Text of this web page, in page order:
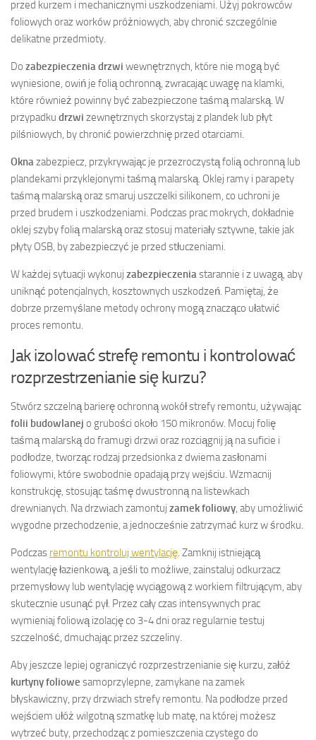
przed kurzem i mechanicznymi uszkodzeniami. Użyj pokrowców
foliowych oraz worków próżniowych, aby chronić szczególnie
delikatne przedmioty.
Do zabezpieczenia drzwi wewnętrznych, które nie mogą być
wyniesione, owiń je folią ochronną, zwracając uwagę na klamki,
które również powinny być zabezpieczone taśmą malarską. W
przypadku drzwi zewnętrznych skorzystaj z plandek lub płyt
pilśniowych, by chronić powierzchnię przed otarciami.
Okna zabezpiecz, przykrywając je przezroczystą folią ochronną lub
plandekami przyklejonymi taśmą malarską. Oklej ramy i parapety
taśmą malarską oraz smaruj uszczelki silikonem, co uchroni je
przed brudem i uszkodzeniami. Podczas prac mokrych, dokładnie
oklej szyby folią malarską oraz stosuj materiały sztywne, takie jak
płyty OSB, by zabezpieczyć je przed stłuczeniami.
W każdej sytuacji wykonuj zabezpieczenia starannie i z uwagą, aby
uniknąć potencjalnych, kosztownych uszkodzeń. Pamiętaj, że
dobrze przemyślane metody ochrony mogą znacząco ułatwić
proces remontu.
Jak izolować strefę remontu i kontrolować
rozprzestrzenianie się kurzu?
Stwórz szczelną barierę ochronną wokół strefy remontu, używając
folii budowlanej o grubości około 150 mikronów. Mocuj folię
taśmą malarską do framugi drzwi oraz rozciągnij ją na suficie i
podłodze, tworząc rodzaj przedsionka z dwiema zasłonami
foliowymi, które swobodnie opadają przy wejściu. Wzmacnij
konstrukcję, stosując taśmę dwustronną na listewkach
drewnianych. Na drzwiach zamontuj zamek foliowy , aby umożliwić
wygodne przechodzenie, a jednocześnie zatrzymać kurz w środku.
Podczas remontu kontroluj wentylację . Zamknij istniejącą
wentylację łazienkową, a jeśli to możliwe, zainstaluj odkurzacz
przemysłowy lub wentylację wyciągową z workiem filtrującym, aby
skutecznie usunąć pył. Przez cały czas intensywnych prac
wymieniaj foliową izolację co 3-4 dni oraz regularnie testuj
szczelność, dmuchając przez szczeliny.
Aby jeszcze lepiej ograniczyć rozprzestrzenianie się kurzu, załóż
kurtyny foliowe samoprzylepne, zamykane na zamek
błyskawiczny, przy drzwiach strefy remontu. Na podłodze przed
wejściem ułóż wilgotną szmatkę lub matę, na której możesz
wytrzeć buty, przechodząc z pomieszczenia czystego do